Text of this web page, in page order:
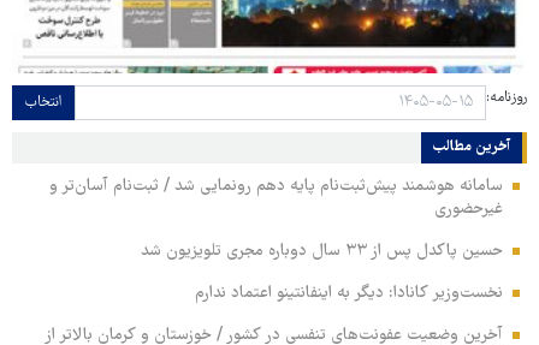
روزنامه: انتخاب
آخرین مطالب
سامانه هوشمند پیش‌ثبت‌نام پایه دهم رونمایی شد / ثبت‌نام آسان‌تر و
غیرحضوری
حسین پاکدل پس از ۳۳ سال دوباره مجری تلویزیون شد
نخست‌وزیر کانادا: دیگر به اینفانتینو اعتماد ندارم
آخرین وضعیت عفونت‌های تنفسی در کشور / خوزستان و کرمان بالاتر از